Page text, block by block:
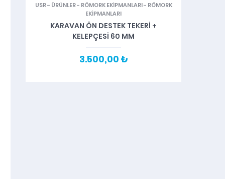
USR- ÜRÜNLER- RÖMORK EKİPMANLARI- RÖMORK
EKİPMANLARI
KARAVAN ÖN DESTEK TEKERİ +
KELEPÇESİ 60 MM
3.500,00 ₺